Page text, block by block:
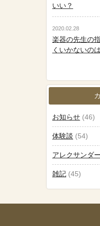
いい？
2020.02.28
楽器の先生の
くいかないの
お知らせ (46)
体験談 (54)
アレクサンダ
雑記 (45)